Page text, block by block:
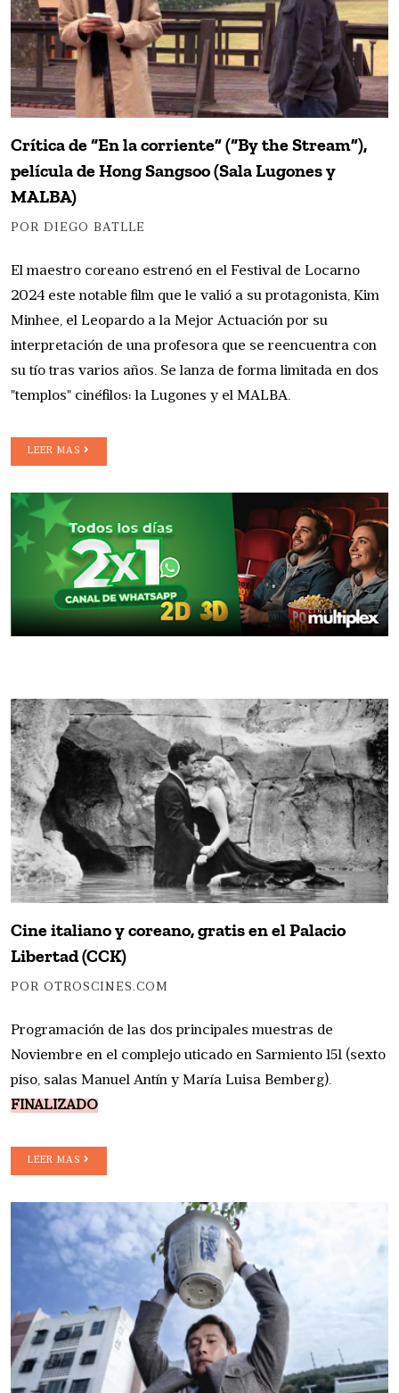
Crítica de “En la corriente” (“By the Stream”),
película de Hong Sangsoo (Sala Lugones y
MALBA)
POR DIEGO BATLLE
El maestro coreano estrenó en el Festival de Locarno
2024 este notable film que le valió a su protagonista, Kim
Minhee, el Leopardo a la Mejor Actuación por su
interpretación de una profesora que se reencuentra con
su tío tras varios años. Se lanza de forma limitada en dos
"templos" cinéfilos: la Lugones y el MALBA.
LEER MAS
Cine italiano y coreano, gratis en el Palacio
Libertad (CCK)
POR OTROSCINES.COM
Programación de las dos principales muestras de
Noviembre en el complejo uticado en Sarmiento 151 (sexto
piso, salas Manuel Antín y María Luisa Bemberg).
FINALIZADO
LEER MAS